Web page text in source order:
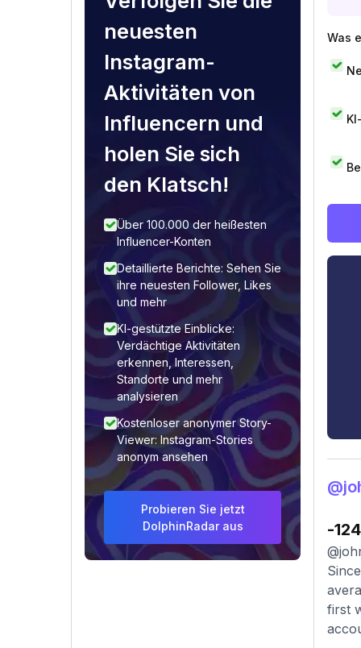
neuesten
Instagram-
Aktivitäten von
Influencern und
holen Sie sich
den Klatsch!
Über 100.000 der heißesten
Influencer-Konten
Detaillierte Berichte: Sehen Sie
ihre neuesten Follower, Likes
und mehr
KI-gestützte Einblicke:
Verdächtige Aktivitäten
erkennen, Interessen,
Standorte und mehr
analysieren
Kostenloser anonymer Story-
Viewer: Instagram-Stories
anonym ansehen
Probieren Sie jetzt
DolphinRadar aus
Was
-124
first